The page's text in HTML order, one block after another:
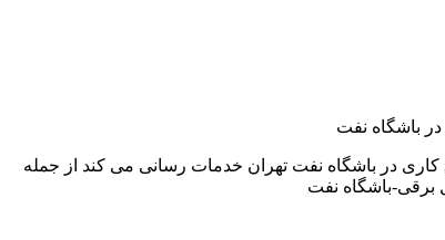
در باشگاه نفت
در باشگاه نفت تهران خدمات رسانی می کند از جمله
برقی-باشگاه نفت